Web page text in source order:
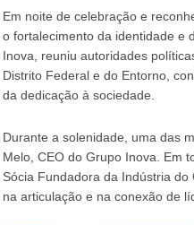
Em noite de celebração e
o fortalecimento da identidade e
Inova, reuniu autoridades
Distrito Federal e do Entorno,
da dedicação à sociedade.
Durante a solenidade, uma das
Melo, CEO do Grupo Inova. Em
Sócia Fundadora da Indústria
na articulação e na conexão de